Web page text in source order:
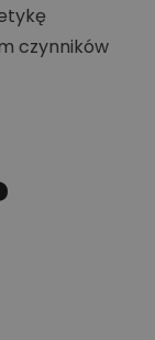
czynników